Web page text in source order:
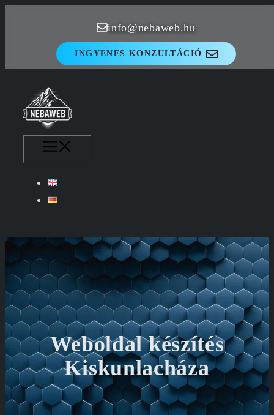
info@nebaweb.hu
INGYENES KONZULTÁCIÓ
Weboldal készítés
Kiskunlacháza